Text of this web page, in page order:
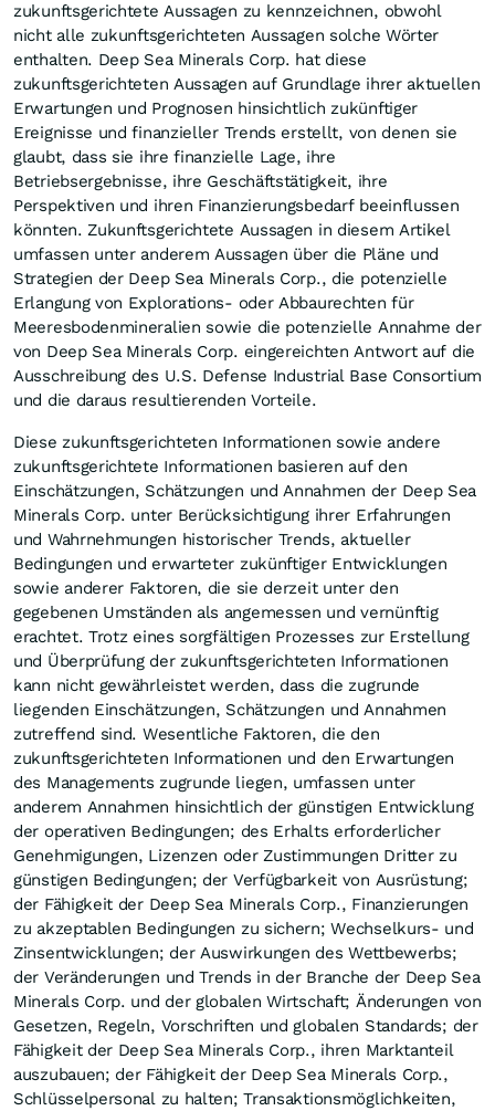
zukunftsgerichtete Aussagen zu kennzeichnen, obwohl
nicht alle zukunftsgerichteten Aussagen solche Wörter
enthalten. Deep Sea Minerals Corp. hat diese
zukunftsgerichteten Aussagen auf Grundlage ihrer aktuellen
Erwartungen und Prognosen hinsichtlich zukünftiger
Ereignisse und finanzieller Trends erstellt, von denen sie
glaubt, dass sie ihre finanzielle Lage, ihre
Betriebsergebnisse, ihre Geschäftstätigkeit, ihre
Perspektiven und ihren Finanzierungsbedarf beeinflussen
könnten. Zukunftsgerichtete Aussagen in diesem Artikel
umfassen unter anderem Aussagen über die Pläne und
Strategien der Deep Sea Minerals Corp., die potenzielle
Erlangung von Explorations- oder Abbaurechten für
Meeresbodenmineralien sowie die potenzielle Annahme der
von Deep Sea Minerals Corp. eingereichten Antwort auf die
Ausschreibung des U.S. Defense Industrial Base Consortium
und die daraus resultierenden Vorteile.
Diese zukunftsgerichteten Informationen sowie andere
zukunftsgerichtete Informationen basieren auf den
Einschätzungen, Schätzungen und Annahmen der Deep Sea
Minerals Corp. unter Berücksichtigung ihrer Erfahrungen
und Wahrnehmungen historischer Trends, aktueller
Bedingungen und erwarteter zukünftiger Entwicklungen
sowie anderer Faktoren, die sie derzeit unter den
gegebenen Umständen als angemessen und vernünftig
erachtet. Trotz eines sorgfältigen Prozesses zur Erstellung
und Überprüfung der zukunftsgerichteten Informationen
kann nicht gewährleistet werden, dass die zugrunde
liegenden Einschätzungen, Schätzungen und Annahmen
zutreffend sind. Wesentliche Faktoren, die den
zukunftsgerichteten Informationen und den Erwartungen
des Managements zugrunde liegen, umfassen unter
anderem Annahmen hinsichtlich der günstigen Entwicklung
der operativen Bedingungen; des Erhalts erforderlicher
Genehmigungen, Lizenzen oder Zustimmungen Dritter zu
günstigen Bedingungen; der Verfügbarkeit von Ausrüstung;
der Fähigkeit der Deep Sea Minerals Corp., Finanzierungen
zu akzeptablen Bedingungen zu sichern; Wechselkurs- und
Zinsentwicklungen; der Auswirkungen des Wettbewerbs;
der Veränderungen und Trends in der Branche der Deep Sea
Minerals Corp. und der globalen Wirtschaft; Änderungen von
Gesetzen, Regeln, Vorschriften und globalen Standards; der
Fähigkeit der Deep Sea Minerals Corp., ihren Marktanteil
auszubauen; der Fähigkeit der Deep Sea Minerals Corp.,
Schlüsselpersonal zu halten; Transaktionsmöglichkeiten,